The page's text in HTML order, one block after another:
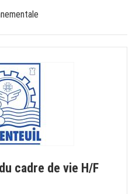
cadre de vie H/F